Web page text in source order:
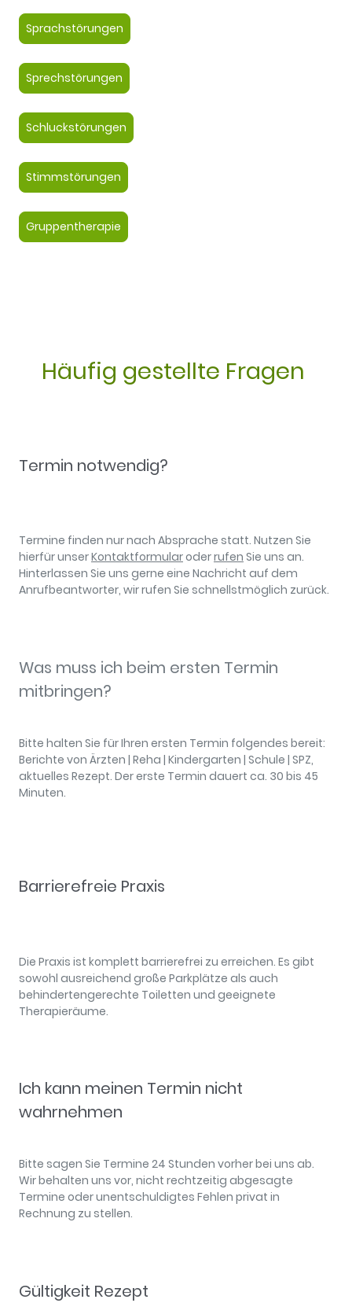
Sprachstörungen
Sprechstörungen
Schluckstörungen
Stimmstörungen
Gruppentherapie
Häufig gestellte Fragen
Termin notwendig?
Termine finden nur nach Absprache statt. Nutzen Sie
hierfür unserKontaktformularoderrufen Sie uns an.
Hinterlassen Sie uns gerne eine Nachricht auf dem
Anrufbeantworter, wir rufen Sie schnellstmöglich zurück.
Was muss ich beim ersten Termin
mitbringen?
Bitte halten Sie für Ihren ersten Termin folgendes bereit:
Berichte von Ärzten | Reha | Kindergarten | Schule | SPZ,
aktuelles Rezept. Der erste Termin dauert ca. 30 bis 45
Minuten.
Barrierefreie Praxis
Die Praxis ist komplett barrierefrei zu erreichen. Es gibt
sowohl ausreichend große Parkplätze als auch
behindertengerechte Toiletten und geeignete
Therapieräume.
Ich kann meinen Termin nicht
wahrnehmen
Bitte sagen Sie Termine 24 Stunden vorher bei uns ab.
Wir behalten uns vor, nicht rechtzeitig abgesagte
Termine oder unentschuldigtes Fehlen privat in
Rechnung zu stellen.
Gültigkeit Rezept